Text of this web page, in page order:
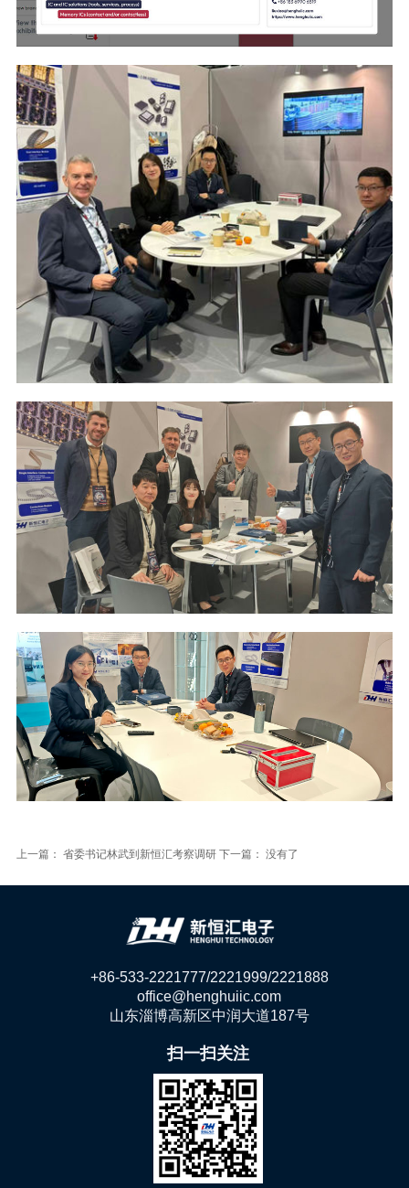
上一篇： 省委书记林武到新恒汇考察调研下一篇： 没有了
+86-533-2221777/2221999/2221888
office@henghuiic.com
山东淄博高新区中润大道187号
扫一扫关注